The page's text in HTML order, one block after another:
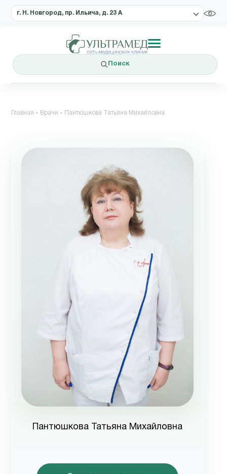
г. Н. Новгород, пр. Ильича, д. 23 А
Поиск
Главная » Врачи » Пантюшкова Татьяна Михайловна
Пантюшкова Татьяна Михайловна